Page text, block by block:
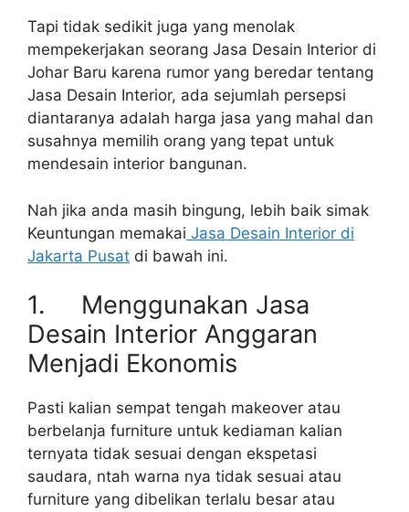
Tapi tidak sedikit juga yang menolak
mempekerjakan seorang Jasa Desain Interior di
Johar Baru karena rumor yang beredar tentang
Jasa Desain Interior, ada sejumlah persepsi
diantaranya adalah harga jasa yang mahal dan
susahnya memilih orang yang tepat untuk
mendesain interior bangunan.
Nah jika anda masih bingung, lebih baik simak
Keuntungan memakai Jasa Desain Interior di
Jakarta Pusat di bawah ini.
1. Menggunakan Jasa
Desain Interior Anggaran
Menjadi Ekonomis
Pasti kalian sempat tengah makeover atau
berbelanja furniture untuk kediaman kalian
ternyata tidak sesuai dengan ekspetasi
saudara, ntah warna nya tidak sesuai atau
furniture yang dibelikan terlalu besar atau